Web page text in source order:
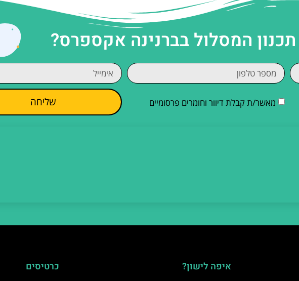
המסלול בברנינה אקספרס?
מאשר/ת קבלת דיוור וחומרים פרסומיים שליחה
איפה לישון?
כרטיסים